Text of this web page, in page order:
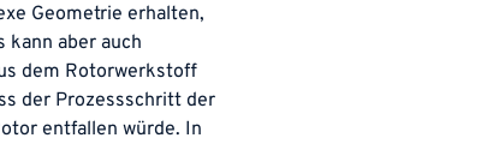
Geometrie erhalten,
kann aber auch
dem Rotorwerkstoff
der Prozessschritt der
entfallen würde. In